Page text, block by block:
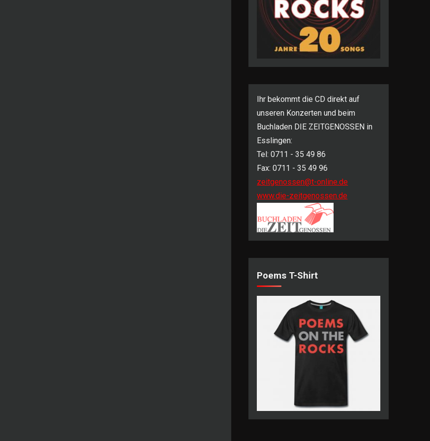
Ihr bekommt die CD direkt auf
unseren Konzerten und beim
Buchladen DIE ZEITGENOSSEN in
Esslingen:
Tel: 0711 - 35 49 86
Fax: 0711 - 35 49 96
zeitgenossen@t-online.de
www.die-zeitgenossen.de
Poems T-Shirt